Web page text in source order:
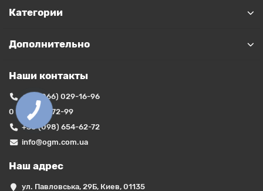
Категории
Дополнительно
Наши контакты
+38 (066) 029-16-96
0 (800) 35-72-99
+38 (098) 654-62-72
info@ogm.com.ua
Наш адрес
ул. Павловська, 29Б, Киев, 01135
КНОПКА
ЗВ'ЯЗКУ